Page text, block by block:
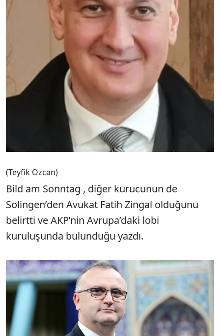
(Teyfik Özcan)
Bild am Sonntag , diğer kurucunun de
Solingen’den Avukat Fatih Zingal olduğunu
belirtti ve AKP’nin Avrupa’daki lobi
kuruluşunda bulunduğu yazdı.